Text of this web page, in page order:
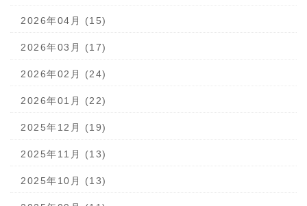
2026年04月 (15)
2026年03月 (17)
2026年02月 (24)
2026年01月 (22)
2025年12月 (19)
2025年11月 (13)
2025年10月 (13)